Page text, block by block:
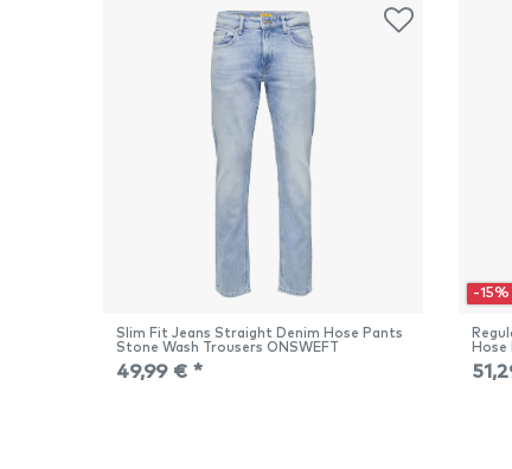
Slim Fit Jeans Straight Denim Hose Pants
Stone Wash Trousers ONSWEFT
49,99 € *
-15%
Hose